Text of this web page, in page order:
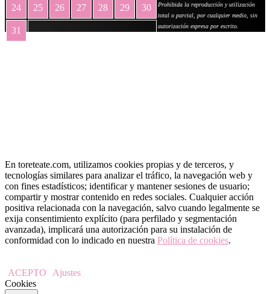
24 25 26 27 28 29 30
31
Prohibida la reproducción y utilización
total o parcial, por cualquier medio, sin
autorización expresa por escrito.
En toreteate.com, utilizamos cookies propias y de terceros, y
tecnologías similares para analizar el tráfico, la navegación web y
con fines estadísticos; identificar y mantener sesiones de usuario;
compartir y mostrar contenido en redes sociales. Cualquier acción
positiva relacionada con la navegación, salvo cuando legalmente se
exija consentimiento explícito (para perfilado y segmentación
avanzada), implicará una autorización para su instalación de
conformidad con lo indicado en nuestra Política de cookies.
ACEPTO
Ajustes
Cookies